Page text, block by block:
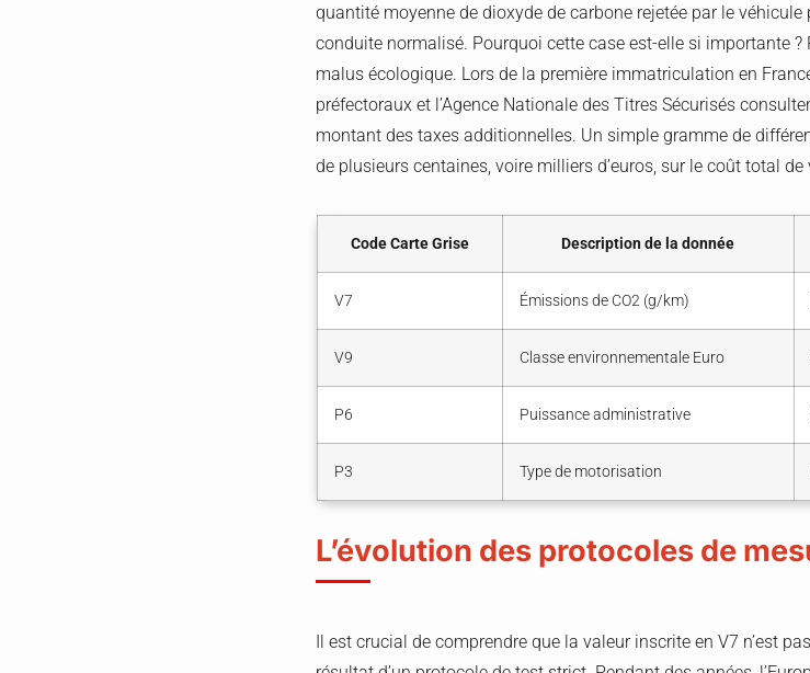
quantité moyenne de dioxyde de carbone rejetée par le
conduite normalisé. Pourquoi cette case est-elle si importante ?
malus écologique. Lors de la première immatriculation en
préfectoraux et l’Agence Nationale des Titres Sécurisés
montant des taxes additionnelles. Un simple gramme de
de plusieurs centaines, voire milliers d’euros, sur le coût total de
Code Carte Grise Description de la donnée
V7 Émissions de CO2 (g/km)
V9 Classe environnementale Euro
P6 Puissance administrative
P3 Type de motorisation
L’évolution des protocoles de
Il est crucial de comprendre que la valeur inscrite en V7 n’est